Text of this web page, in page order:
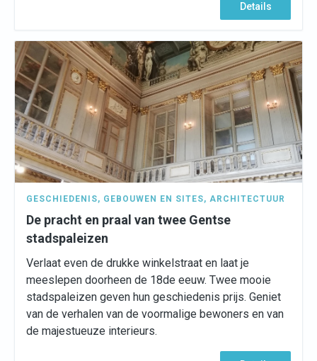
Details
GESCHIEDENIS, GEBOUWEN EN SITES, ARCHITECTUUR
De pracht en praal van twee Gentse
stadspaleizen
Verlaat even de drukke winkelstraat en laat je
meeslepen doorheen de 18de eeuw. Twee mooie
stadspaleizen geven hun geschiedenis prijs. Geniet
van de verhalen van de voormalige bewoners en van
de majestueuze interieurs.